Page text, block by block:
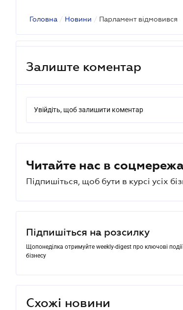
Головна / Новини / Парламент відмовився
Залиште коментар
Увійдіть, щоб залишити коментар
Читайте нас в
Підпишіться, щоб бути в курсі усіх
Підпишіться на розсилку
Щопонеділка отримуйте weekly-digest про ключові події
бізнесу
Схожі новини